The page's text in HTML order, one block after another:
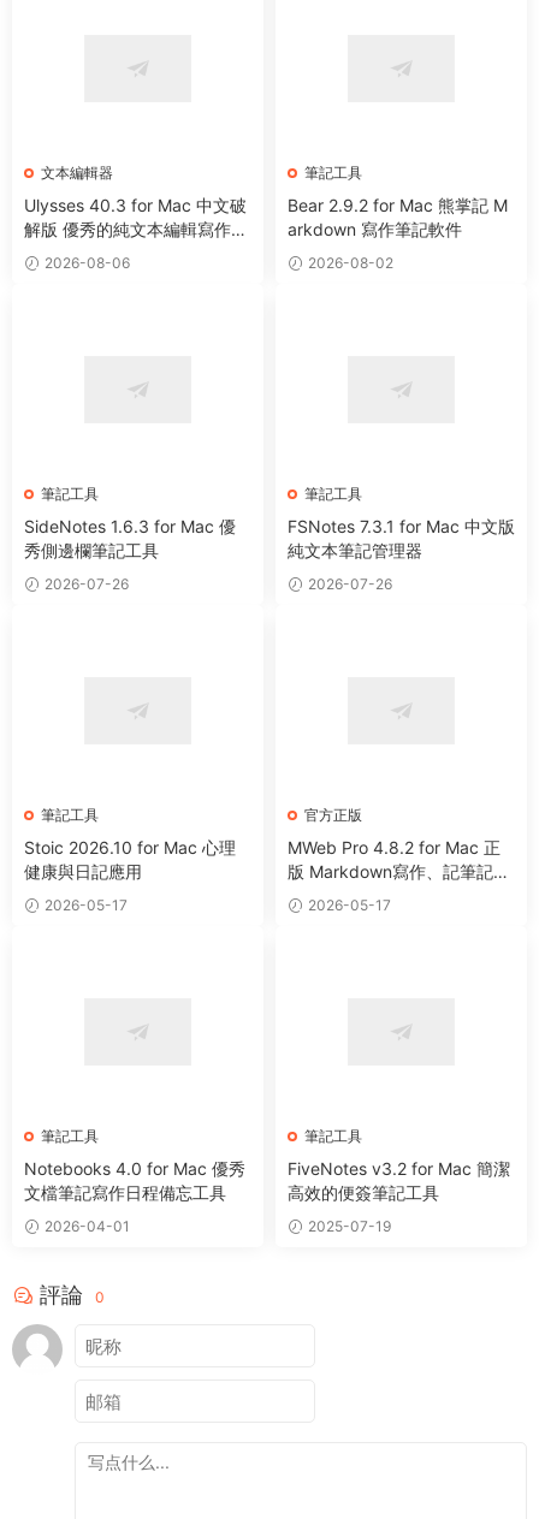
文本編輯器
Ulysses 40.3 for Mac 中文破
解版 優秀的純文本編輯寫作軟
件 2026-08-06
筆記工具
Bear 2.9.2 for Mac 熊掌記 M
arkdown 寫作筆記軟件
2026-08-02
筆記工具
SideNotes 1.6.3 for Mac 優
秀側邊欄筆記工具
2026-07-26
筆記工具
FSNotes 7.3.1 for Mac 中文版
純文本筆記管理器
2026-07-26
筆記工具
Stoic 2026.10 for Mac 心理
健康與日記應用
2026-05-17
官方正版
MWeb Pro 4.8.2 for Mac 正
版 Markdown寫作、記筆記、
靜态博客生成軟件
2026-05-17
筆記工具
Notebooks 4.0 for Mac 優秀
文檔筆記寫作日程備忘工具
2026-04-01
筆記工具
FiveNotes v3.2 for Mac 簡潔
高效的便簽筆記工具
2025-07-19
評論 0